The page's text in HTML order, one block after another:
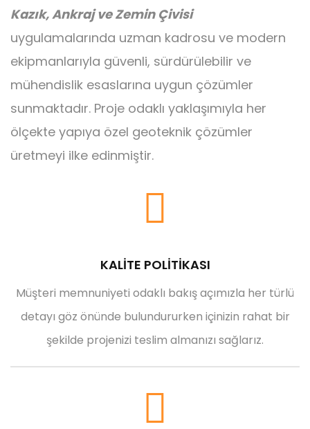
Kazık, Ankraj ve Zemin Çivisi
uygulamalarında uzman kadrosu ve modern
ekipmanlarıyla güvenli, sürdürülebilir ve
mühendislik esaslarına uygun çözümler
sunmaktadır. Proje odaklı yaklaşımıyla her
ölçekte yapıya özel geoteknik çözümler
üretmeyi ilke edinmiştir.
KALİTE POLİTİKASI
Müşteri memnuniyeti odaklı bakış açımızla her türlü
detayı göz önünde bulundururken içinizin rahat bir
şekilde projenizi teslim almanızı sağlarız.